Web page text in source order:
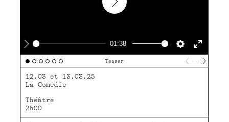
Play
01:38
Settings
Enter
Play
Teaser
12.03 et 13.03.25
La Comédie
Théâtre
2h00